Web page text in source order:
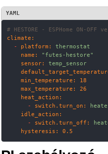
YAML
# HESTORE - ESPHome ON-OFF
climate:
-
platform:
thermostat
name:
"futes-hestore"
sensor:
temp_sensor
min_temperature:
18
max_temperature:
26
heat_action:
-
switch.turn_on:
idle_action:
-
switch.turn_off:
hysteresis:
0.5